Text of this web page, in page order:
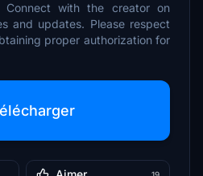
with the creator on
and updates. Please respect
proper authorization for